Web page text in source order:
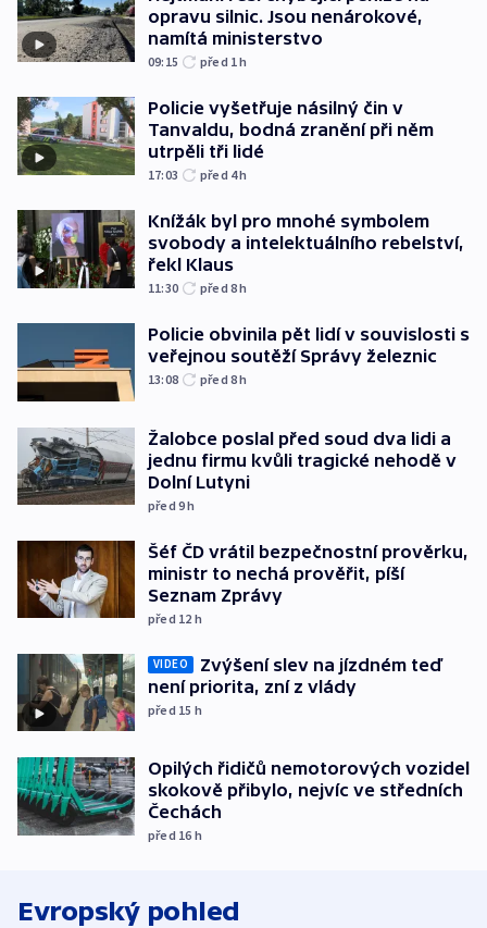
opravu silnic. Jsou nenárokové,
namítá ministerstvo
09:15 před 1h
Policie vyšetřuje násilný čin v
Tanvaldu, bodná zranění při něm
utrpěli tři lidé
17:03 před 4h
Knížák byl pro mnohé symbolem
svobody a intelektuálního rebelství,
řekl Klaus
11:30 před 8h
Policie obvinila pět lidí v souvislosti s
veřejnou soutěží Správy železnic
13:08 před 8h
Žalobce poslal před soud dva lidi a
jednu firmu kvůli tragické nehodě v
Dolní Lutyni
před 9h
Šéf ČD vrátil bezpečnostní prověrku,
ministr to nechá prověřit, píší
Seznam Zprávy
před 12 h
VIDEO
Zvýšení slev na jízdném teď
není priorita, zní z vlády
před 15 h
Opilých řidičů nemotorových vozidel
skokově přibylo, nejvíc ve středních
Čechách
před 16 h
Evropský pohled